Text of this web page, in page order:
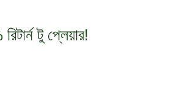
টু প্লেয়ার!